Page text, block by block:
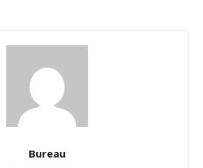
Bureau